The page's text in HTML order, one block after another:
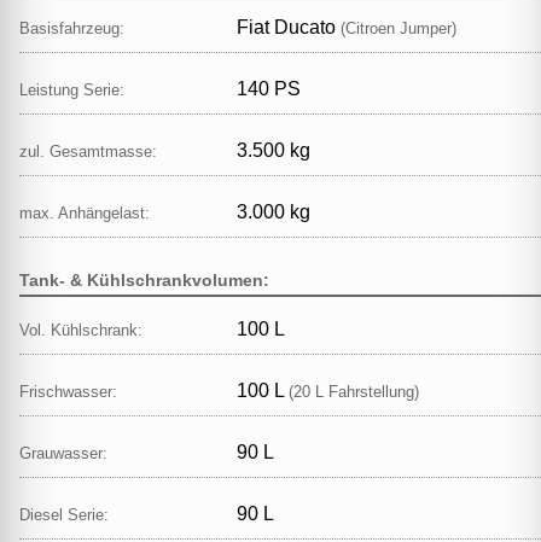
Basisfahrzeug: Fiat Ducato (Citroen Jumper)
Leistung Serie: 140 PS
zul. Gesamtmasse: 3.500 kg
max. Anhängelast: 3.000 kg
Tank- & Kühlschrankvolumen:
Vol. Kühlschrank: 100 L
Frischwasser: 100 L (20 L Fahrstellung)
Grauwasser: 90 L
Diesel Serie: 90 L